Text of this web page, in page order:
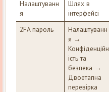
Налаштуванн
я
Шлях в
інтерфейсі
2FA пароль
Налаштуванн
я →
Конфіденційн
ість та
безпека →
Двоетапна
перевірка